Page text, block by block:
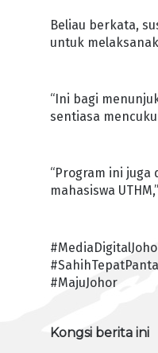
Beliau berkata,
untuk
“Ini bagi
sentiasa
“Program ini
mahasiswa
#MajuJohor
Kongsi berita ini